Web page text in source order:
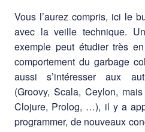
Vous l’aurez compris, ici le
avec la veille technique.
exemple peut étudier très
comportement du garbage
aussi s’intéresser aux
(Groovy, Scala, Ceylon,
Clojure, Prolog, …), il y a
programmer, de nouveaux